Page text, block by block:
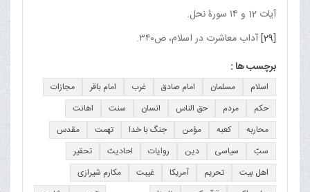
آیات 12 و ۱۴ سورۀ نحل.
[29]آداب معاشرت در اسلام، ص۳۴۰.
برچسب ها :
اسلام مسلمان امام صادق غرب امام باقر
مجازات
حکم
مردم حق الناس انسان سنت
اهانت
محاربه
کعبه مؤمن جنگ با خدا تهمت
مقدس
سبّ
سیاسی دین روایات احادیث
تحقیر
اهل بیت
تحریم آمریکا غیبت
مکارم شیرازی